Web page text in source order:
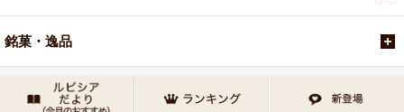
銘菓・逸品